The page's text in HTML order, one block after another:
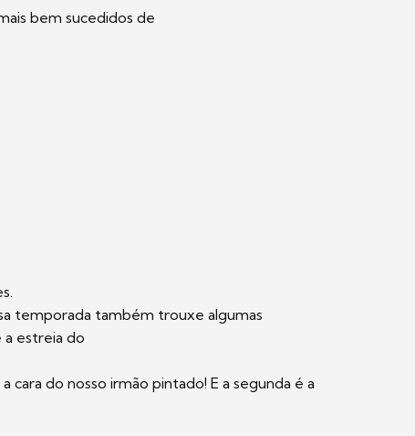
bem sucedidos de
temporada também trouxe algumas
estreia do
cara do nosso irmão pintado! E a segunda é a